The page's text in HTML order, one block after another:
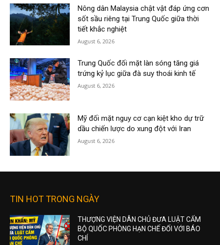
Nông dân Malaysia chật vật đáp ứng cơn
sốt sầu riêng tại Trung Quốc giữa thời
tiết khắc nghiệt
August 6, 2026
Trung Quốc đối mặt làn sóng tăng giá
trứng kỷ lục giữa đà suy thoái kinh tế
August 6, 2026
Mỹ đối mặt nguy cơ cạn kiệt kho dự trữ
dầu chiến lược do xung đột với Iran
August 6, 2026
TIN HOT TRONG NGÀY
THƯỢNG VIỆN DÂN CHỦ ĐƯA LUẬT CẤM
BỘ QUỐC PHÒNG HẠN CHẾ ĐỐI VỚI BÁO
CHÍ